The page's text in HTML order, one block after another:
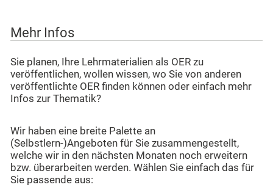
Mehr Infos
Sie planen, Ihre Lehrmaterialien als OER zu
veröffentlichen, wollen wissen, wo Sie von anderen
veröffentlichte OER finden können oder einfach mehr
Infos zur Thematik?
Wir haben eine breite Palette an
(Selbstlern-)Angeboten für Sie zusammengestellt,
welche wir in den nächsten Monaten noch erweitern
bzw. überarbeiten werden. Wählen Sie einfach das für
Sie passende aus: